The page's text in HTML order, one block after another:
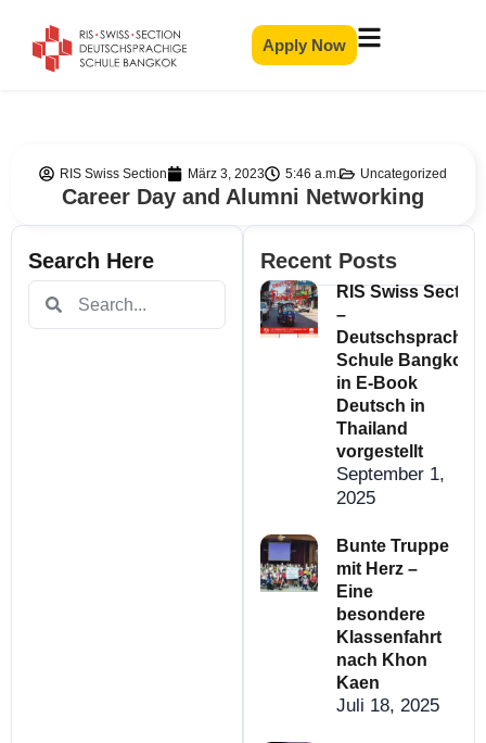
Apply Now
RIS Swiss Section März 3, 2023 5:46 a.m. Uncategorized
Career Day and Alumni Networking
Search Here Recent Posts
RIS Swiss Section
–
Schule Bangkok
in E-Book
Deutsch in
Thailand
vorgestellt
September 1,
2025
Bunte Truppe
mit Herz –
Eine
besondere
Klassenfahrt
nach Khon
Kaen
Juli 18, 2025